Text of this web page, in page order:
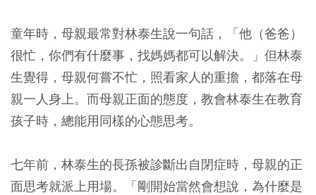
童年時，母親最常對林泰生說一句話，「他（爸爸）
很忙，你們有什麼事，找媽媽都可以解決。」但林泰
生覺得，母親何嘗不忙，照看家人的重擔，都落在母
親一人身上。而母親正面的態度，教會林泰生在教育
孩子時，總能用同樣的心態思考。
七年前，林泰生的長孫被診斷出自閉症時，母親的正
面思考就派上用場。「剛開始當然會想說，為什麼是